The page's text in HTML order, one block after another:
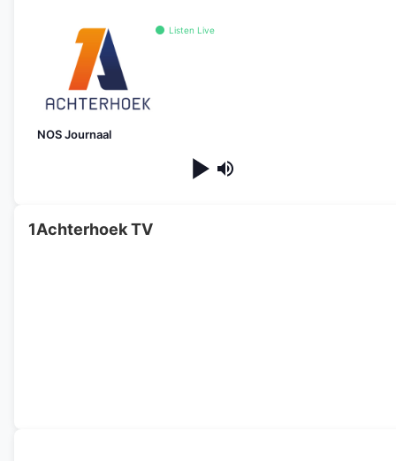
Listen Live
NOS Journaal
1Achterhoek TV